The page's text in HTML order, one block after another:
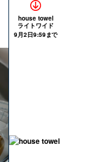
house towel
ライトワイド
9月2日9:59まで